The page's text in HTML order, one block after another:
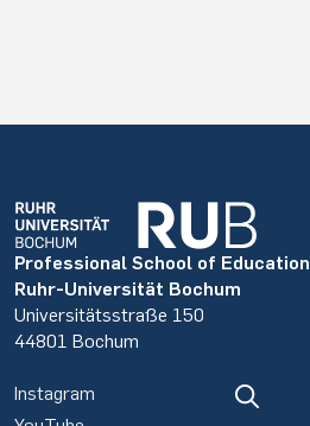
Professional School of Education
Ruhr-Universität Bochum
Universitätsstraße 150
44801 Bochum
Instagram